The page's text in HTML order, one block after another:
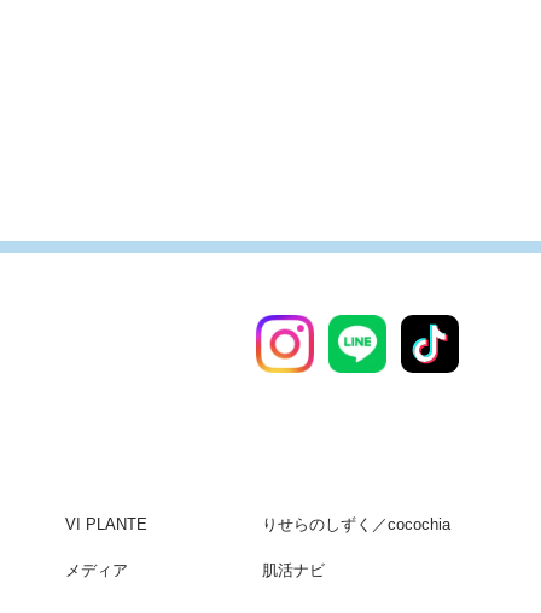
VI PLANTE りせらのしずく／cocochia
メディア 肌活ナビ